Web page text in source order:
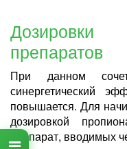
препаратов
При данном
синергетический
повышается. Для
дозировкой
препарат, вводимых